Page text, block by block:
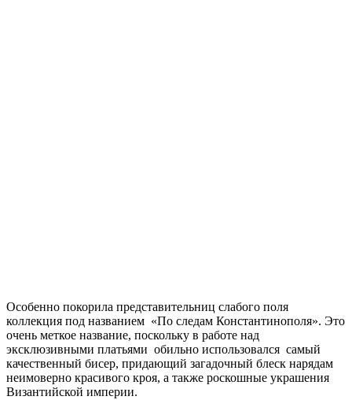
Особенно покорила представительниц слабого поля
коллекция под названием «По следам Константинополя». Это
очень меткое название, поскольку в работе над
эксклюзивными платьями обильно использовался самый
качественный бисер, придающий загадочный блеск нарядам
неимоверно красивого кроя, а также роскошные украшения
Византийской империи.